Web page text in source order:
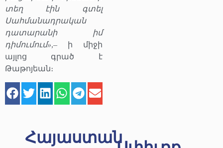
տեղ էին գտել
Սահմանադրական
դատարանի իմ
դիմումում»,– ի միջի
այլոց գրած է
Թաթոյեան։
Հայաստան